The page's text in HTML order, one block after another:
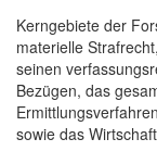
Kerngebiete der
materielle
seinen
Bezügen, das
sowie das